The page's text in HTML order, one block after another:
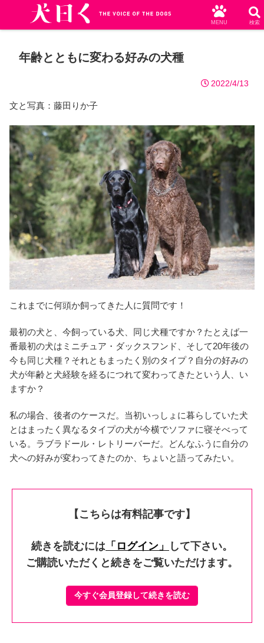
年齢とともに変わる好みの犬種
2022/4/13
文と写真：藤田りか子
これまでに何頭か飼ってきた人に質問です！
最初の犬と、今飼っている犬、同じ犬種ですか？たとえば一
番最初の犬はミニチュア・ダックスフンド、そして20年後の
今も同じ犬種？それともまったく別のタイプ？自分の好みの
犬が年齢と犬経験を経るにつれて変わってきたという人、い
ますか？
私の場合、後者のケースだ。当初いっしょに暮らしていた犬
とはまったく異なるタイプの犬が今横でソファに寝そべって
いる。ラブラドール・レトリーバーだ。どんなふうに自分の
犬への好みが変わってきたのか、ちょいと語ってみたい。
【こちらは有料記事です】
続きを読むには 「ログイン」
して下さい。
ご購読いただくと続きをご覧いただけます。
今すぐ会員登録して続きを読む
MENU 検索